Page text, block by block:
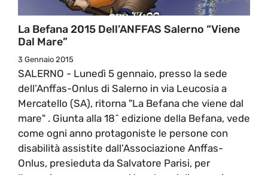
La Befana 2015 Dell’ANFFAS Salerno “Viene
Dal Mare”
3 Gennaio 2015
SALERNO - Lunedì 5 gennaio, presso la sede
dell’Anffas-Onlus di Salerno in via Leucosia a
Mercatello (SA), ritorna "La Befana che viene dal
mare" . Giunta alla 18^ edizione della Befana, vede
come ogni anno protagoniste le persone con
disabilità assistite dall’Associazione Anffas-
Onlus, presieduta da Salvatore Parisi, per